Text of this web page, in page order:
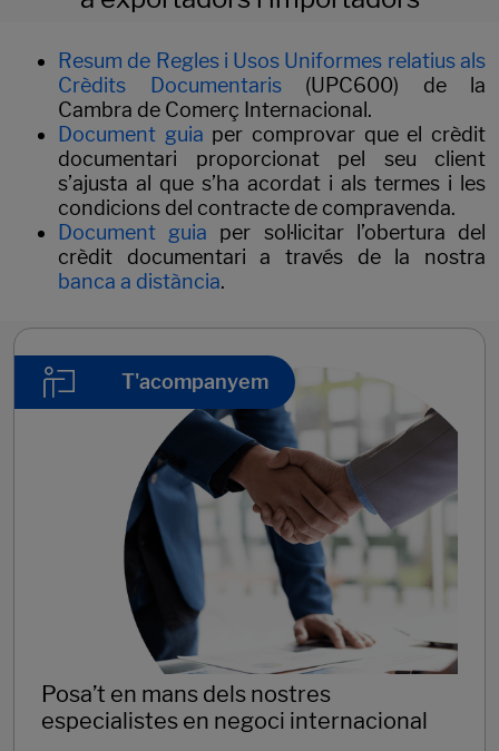
Resum de Regles i Usos Uniformes relatius als
Crèdits Documentaris(UPC600) de la
Cambra de Comerç Internacional.
Document guia per comprovar que el crèdit
documentari proporcionat pel seu client
s’ajusta al que s’ha acordat i als termes i les
condicions del contracte de compravenda.
Document guia per sol·licitar l’obertura del
crèdit documentari a través de la nostra
banca a distància.
T'acompanyem
Posa’t en mans dels nostres
especialistes en negoci internacional